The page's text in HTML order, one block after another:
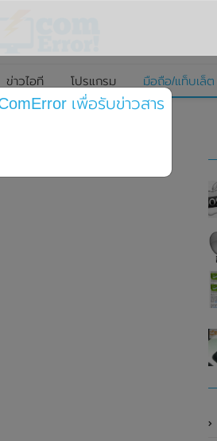
ข่าวไอที โปรแกรม มือถือ/แท็บเล็ต
ดีที่สุดของปี 2019
เพื่อรับข่าวสาร